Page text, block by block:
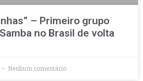
– Primeiro grupo
no Brasil de volta
Nenhum comentário